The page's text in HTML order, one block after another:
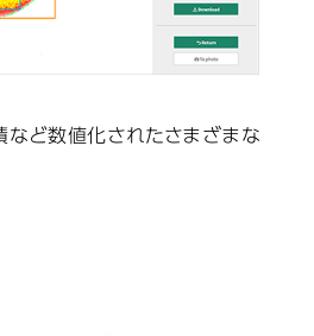
ど数値化されたさまざまな